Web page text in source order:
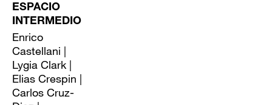
ESPACIO
INTERMEDIO
Enrico
Castellani |
Lygia Clark |
Elias Crespin |
Carlos Cruz-